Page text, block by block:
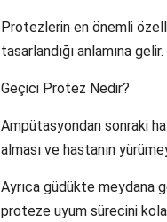
Protezlerin en önemli
tasarlandığı anlamına gelir.
Geçici Protez Nedir?
Ampütasyondan sonraki
alması ve hastanın
Ayrıca güdükte meydana
proteze uyum sürecini